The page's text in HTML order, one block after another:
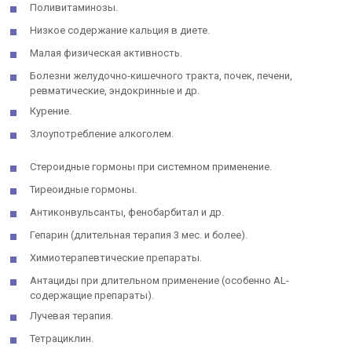
Поливитаминозы.
Низкое содержание кальция в диете.
Малая физическая активность.
Болезни желудочно-кишечного тракта, почек, печени,
ревматические, эндокринные и др.
Курение.
Злоупотребление алкоголем.
Стероидные гормоны при системном применение.
Тиреоидные гормоны.
Антиконвульсанты, фенобарбитал и др.
Гепарин (длительная терапия 3 мес. и более).
Химиотерапевтические препараты.
Антациды при длительном применение (особенно AL-
содержащие препараты).
Лучевая терапия.
Тетрациклин.